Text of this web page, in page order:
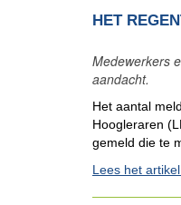
HET
Medewerkers
aandacht.
Het aantal
Hoogleraren
gemeld die te
Lees het